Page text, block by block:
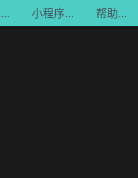
小程序 帮助